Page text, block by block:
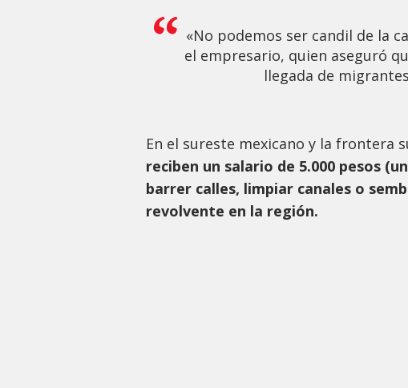
«No podemos ser candil de la
el empresario, quien aseguró
llegada de
En el sureste mexicano y la frontera
reciben un salario de 5.000 pesos
barrer calles, limpiar canales o
revolvente en la región.